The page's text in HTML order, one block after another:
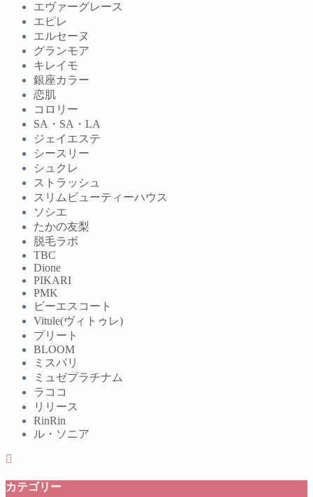
エヴァーグレース
エピレ
エルセーヌ
グランモア
キレイモ
銀座カラー
恋肌
コロリー
SA・SA・LA
ジェイエステ
シースリー
シュクレ
ストラッシュ
スリムビューティーハウス
ソシエ
たかの友梨
脱毛ラボ
TBC
Dione
PIKARI
PMK
ビーエスコート
Vitule(ヴィトゥレ)
プリート
BLOOM
ミスパリ
ミュゼプラチナム
ラココ
リリース
RinRin
ル・ソニア
カテゴリー